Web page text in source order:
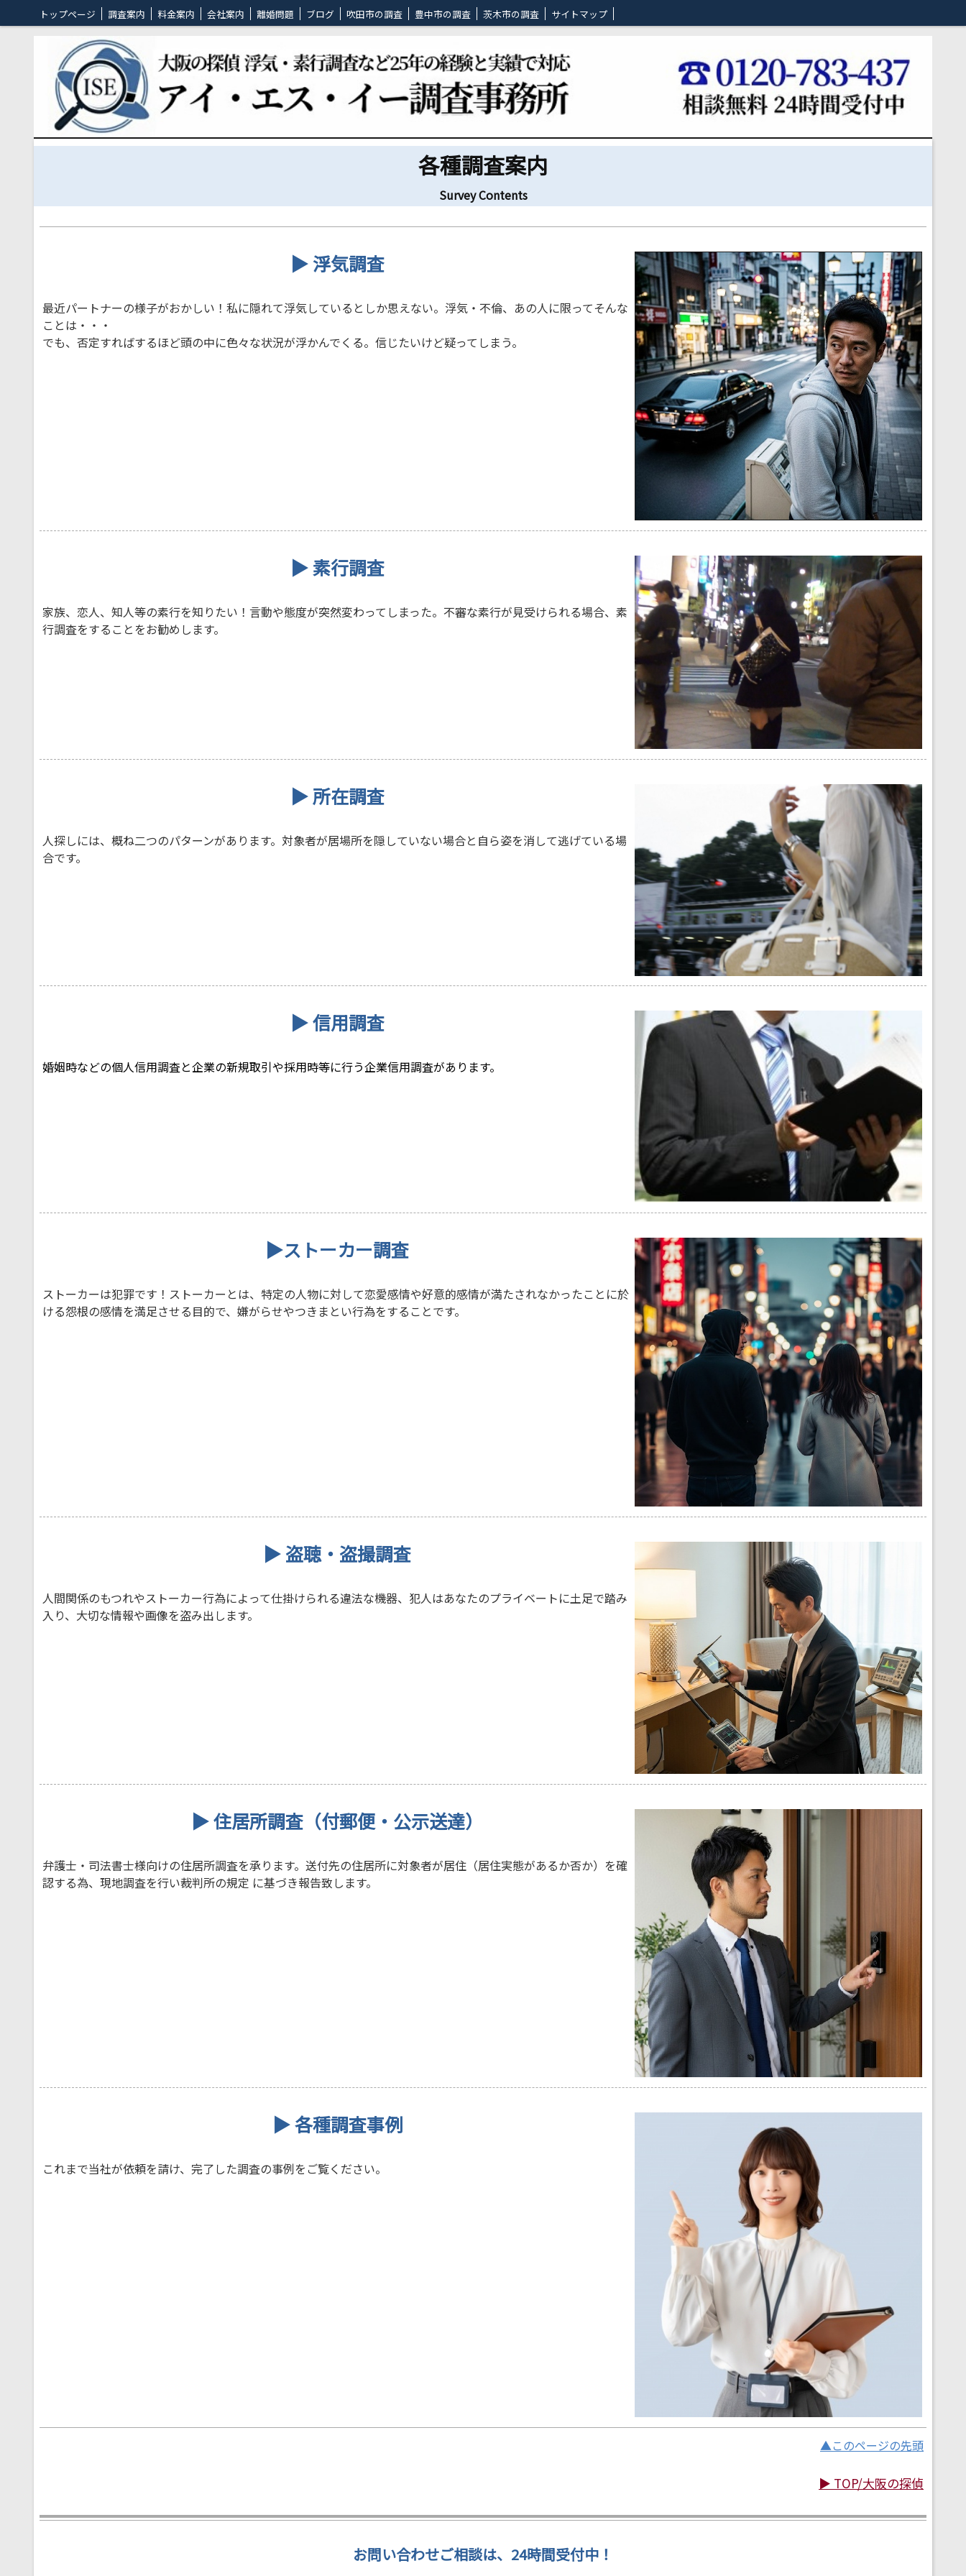
トップページ 調査案内 料金案内 会社案内 離婚問題 ブログ 吹田市の調査 豊中市の調査 茨木市の調査 サイトマップ
各種調査案内
Survey Contents
▶ 浮気調査
最近パートナーの様子がおかしい！私に隠れて浮気しているとしか思えない。浮気・不倫、あの人に限ってそんな
ことは・・・
でも、否定すればするほど頭の中に色々な状況が浮かんでくる。信じたいけど疑ってしまう。
▶ 素行調査
家族、恋人、知人等の素行を知りたい！言動や態度が突然変わってしまった。不審な素行が見受けられる場合、素
行調査をすることをお勧めします。
▶ 所在調査
人探しには、概ね二つのパターンがあります。対象者が居場所を隠していない場合と自ら姿を消して逃げている場
合です。
▶ 信用調査
婚姻時などの個人信用調査と企業の新規取引や採用時等に行う企業信用調査があります。
▶ストーカー調査
ストーカーは犯罪です！ストーカーとは、特定の人物に対して恋愛感情や好意的感情が満たされなかったことに於
ける怨根の感情を満足させる目的で、嫌がらせやつきまとい行為をすることです。
▶ 盗聴・盗撮調査
人間関係のもつれやストーカー行為によって仕掛けられる違法な機器、犯人はあなたのプライベートに土足で踏み
入り、大切な情報や画像を盗み出します。
▶ 住居所調査（付郵便・公示送達）
弁護士・司法書士様向けの住居所調査を承ります。送付先の住居所に対象者が居住（居住実態があるか否か）を確
認する為、現地調査を行い裁判所の規定 に基づき報告致します。
▶ 各種調査事例
これまで当社が依頼を請け、完了した調査の事例をご覧ください。
▲このページの先頭
▶ TOP/大阪の探偵
お問い合わせご相談は、24時間受付中！